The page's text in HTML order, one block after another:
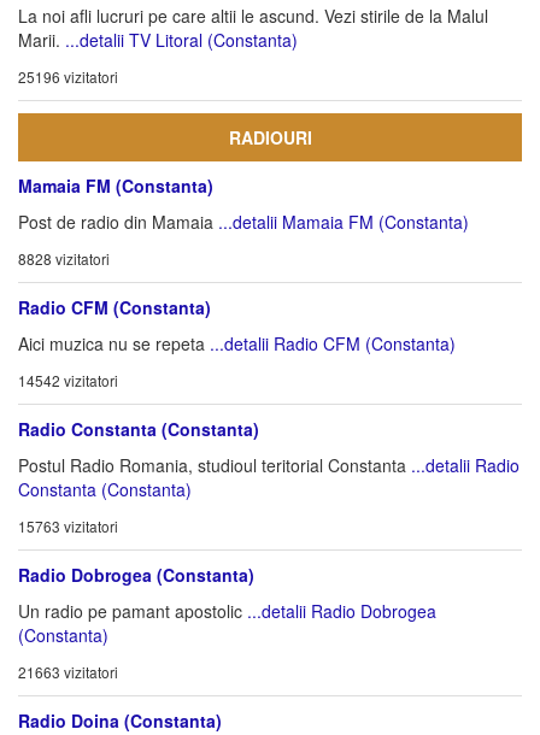
La noi afli lucruri pe care altii le ascund. Vezi stirile de la Malul
Marii. ...detalii TV Litoral (Constanta)
25196 vizitatori
RADIOURI
Mamaia FM (Constanta)
Post de radio din Mamaia ...detalii Mamaia FM (Constanta)
8828 vizitatori
Radio CFM (Constanta)
Aici muzica nu se repeta ...detalii Radio CFM (Constanta)
14542 vizitatori
Radio Constanta (Constanta)
Postul Radio Romania, studioul teritorial Constanta ...detalii Radio
Constanta (Constanta)
15763 vizitatori
Radio Dobrogea (Constanta)
Un radio pe pamant apostolic ...detalii Radio Dobrogea
(Constanta)
21663 vizitatori
Radio Doina (Constanta)